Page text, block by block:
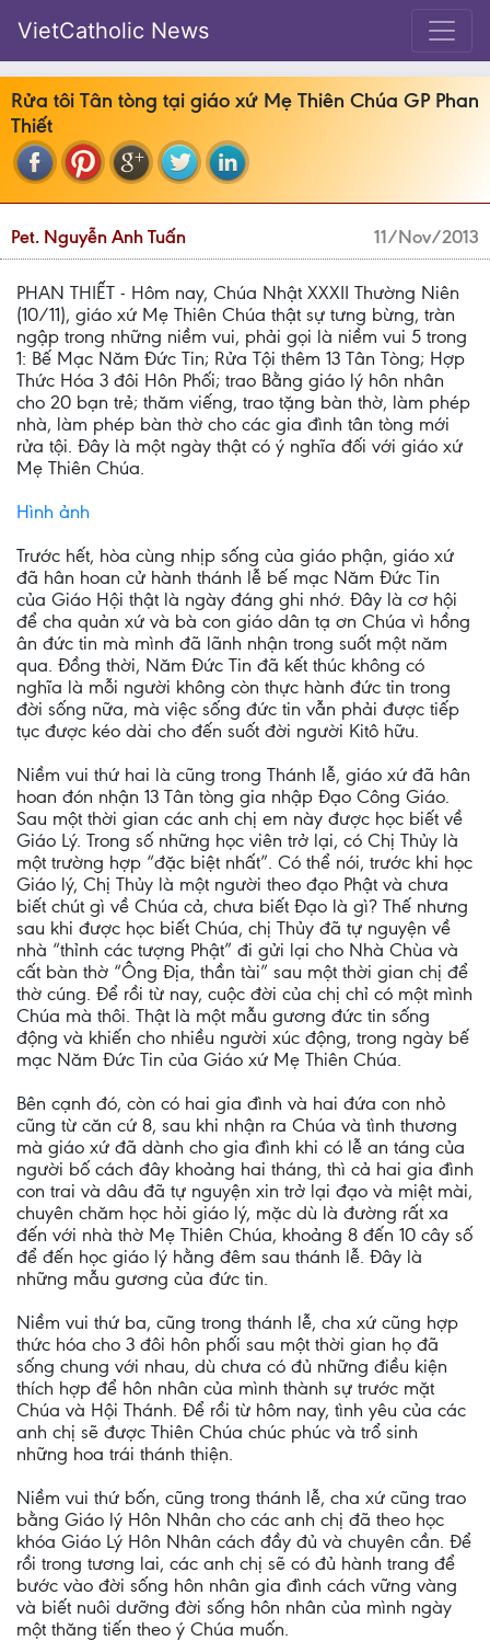
VietCatholic News
Rửa tôi Tân tòng tại giáo xứ Mẹ Thiên Chúa GP Phan
Thiết
Pet. Nguyễn Anh Tuấn 11/Nov/2013
PHAN THIẾT - Hôm nay, Chúa Nhật XXXII Thường Niên
(10/11), giáo xứ Mẹ Thiên Chúa thật sự tưng bừng, tràn
ngập trong những niềm vui, phải gọi là niềm vui 5 trong
1: Bế Mạc Năm Đức Tin; Rửa Tội thêm 13 Tân Tòng; Hợp
Thức Hóa 3 đôi Hôn Phối; trao Bằng giáo lý hôn nhân
cho 20 bạn trẻ; thăm viếng, trao tặng bàn thờ, làm phép
nhà, làm phép bàn thờ cho các gia đình tân tòng mới
rửa tội. Đây là một ngày thật có ý nghĩa đối với giáo xứ
Mẹ Thiên Chúa.
Hình ảnh
Trước hết, hòa cùng nhịp sống của giáo phận, giáo xứ
đã hân hoan cử hành thánh lễ bế mạc Năm Đức Tin
của Giáo Hội thật là ngày đáng ghi nhớ. Đây là cơ hội
để cha quản xứ và bà con giáo dân tạ ơn Chúa vì hồng
ân đức tin mà mình đã lãnh nhận trong suốt một năm
qua. Đồng thời, Năm Đức Tin đã kết thúc không có
nghĩa là mỗi người không còn thực hành đức tin trong
đời sống nữa, mà việc sống đức tin vẫn phải được tiếp
tục được kéo dài cho đến suốt đời người Kitô hữu.
Niềm vui thứ hai là cũng trong Thánh lễ, giáo xứ đã hân
hoan đón nhận 13 Tân tòng gia nhập Đạo Công Giáo.
Sau một thời gian các anh chị em này được học biết về
Giáo Lý. Trong số những học viên trở lại, có Chị Thủy là
một trường hợp “đặc biệt nhất”. Có thể nói, trước khi học
Giáo lý, Chị Thủy là một người theo đạo Phật và chưa
biết chút gì về Chúa cả, chưa biết Đạo là gì? Thế nhưng
sau khi được học biết Chúa, chị Thủy đã tự nguyện về
nhà “thỉnh các tượng Phật” đi gửi lại cho Nhà Chùa và
cất bàn thờ “Ông Địa, thần tài” sau một thời gian chị để
thờ cúng. Để rồi từ nay, cuộc đời của chị chỉ có một mình
Chúa mà thôi. Thật là một mẫu gương đức tin sống
động và khiến cho nhiều người xúc động, trong ngày bế
mạc Năm Đức Tin của Giáo xứ Mẹ Thiên Chúa.
Bên cạnh đó, còn có hai gia đình và hai đứa con nhỏ
cũng từ căn cứ 8, sau khi nhận ra Chúa và tình thương
mà giáo xứ đã dành cho gia đình khi có lễ an táng của
người bố cách đây khoảng hai tháng, thì cả hai gia đình
con trai và dâu đã tự nguyện xin trở lại đạo và miệt mài,
chuyên chăm học hỏi giáo lý, mặc dù là đường rất xa
đến với nhà thờ Mẹ Thiên Chúa, khoảng 8 đến 10 cây số
để đến học giáo lý hằng đêm sau thánh lễ. Đây là
những mẫu gương của đức tin.
Niềm vui thứ ba, cũng trong thánh lễ, cha xứ cũng hợp
thức hóa cho 3 đôi hôn phối sau một thời gian họ đã
sống chung với nhau, dù chưa có đủ những điều kiện
thích hợp để hôn nhân của mình thành sự trước mặt
Chúa và Hội Thánh. Để rồi từ hôm nay, tình yêu của các
anh chị sẽ được Thiên Chúa chúc phúc và trổ sinh
những hoa trái thánh thiện.
Niềm vui thứ bốn, cũng trong thánh lễ, cha xứ cũng trao
bằng Giáo lý Hôn Nhân cho các anh chị đã theo học
khóa Giáo Lý Hôn Nhân cách đầy đủ và chuyên cần. Để
rồi trong tương lai, các anh chị sẽ có đủ hành trang để
bước vào đời sống hôn nhân gia đình cách vững vàng
và biết nuôi dưỡng đời sống hôn nhân của mình ngày
một thăng tiến theo ý Chúa muốn.